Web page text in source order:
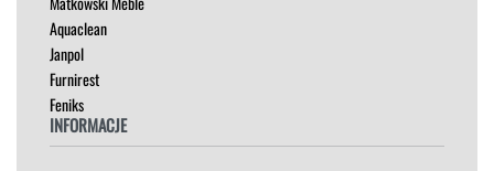
Aquaclean
Janpol
Furnirest
Feniks
INFORMACJE